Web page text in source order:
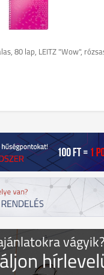
80 lap, LEITZ "Wow",
vágyik?